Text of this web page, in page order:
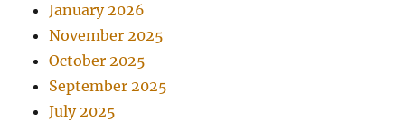
January 2026
November 2025
October 2025
September 2025
July 2025